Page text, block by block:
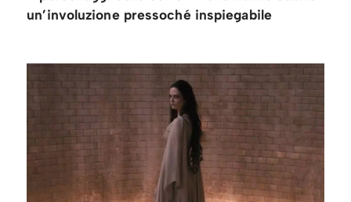
un’involuzione pressoché inspiegabile